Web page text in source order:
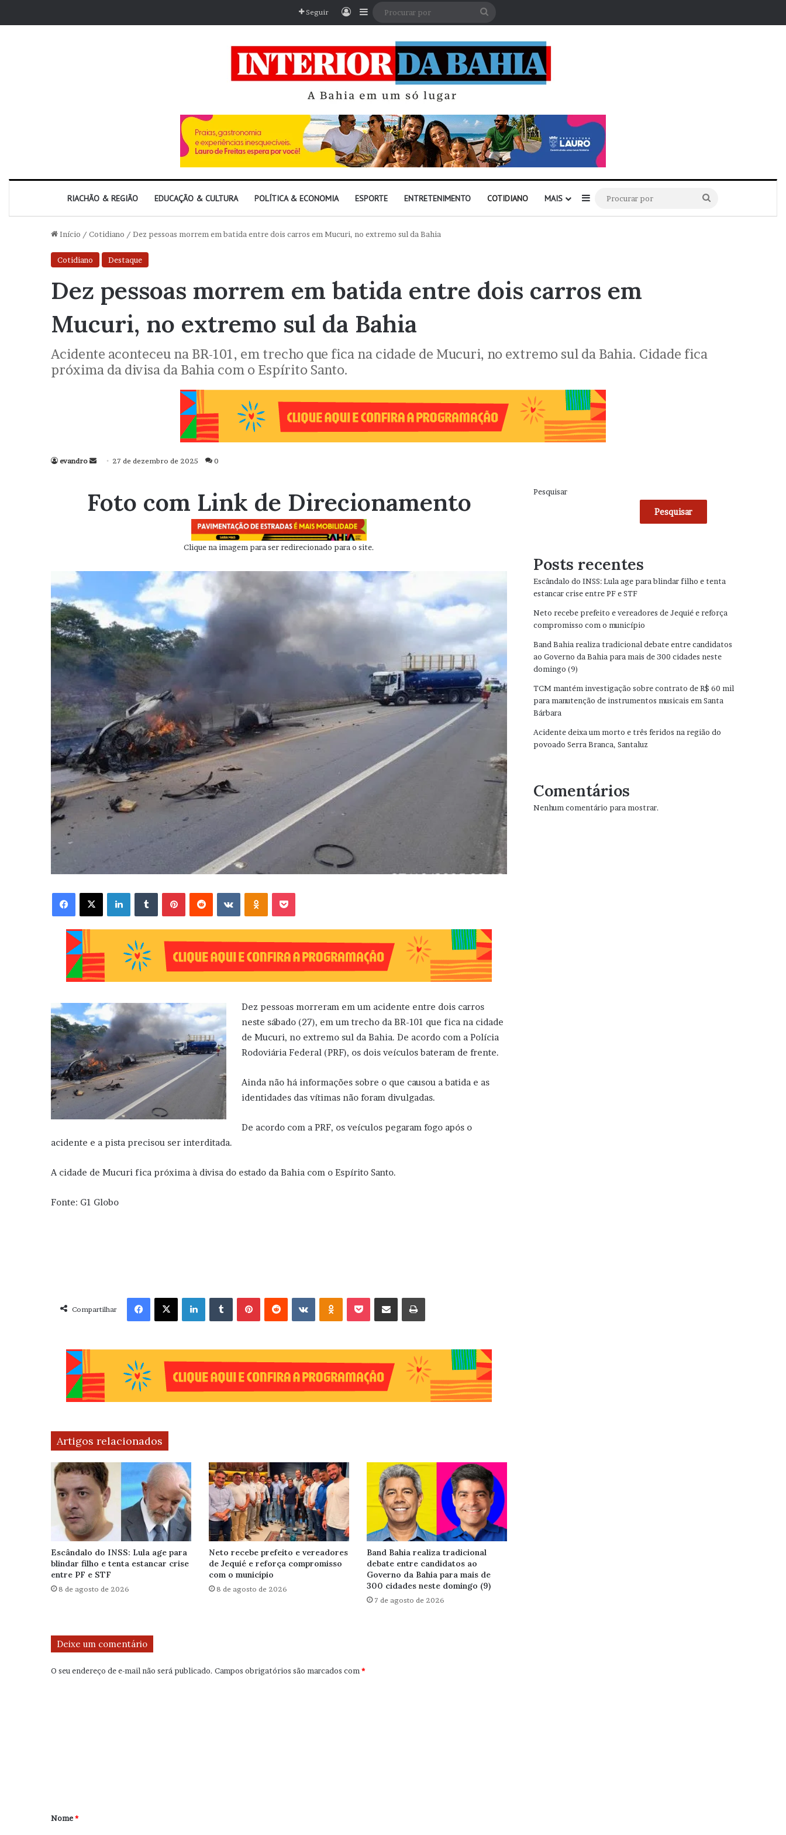
Seguir EntrarBarra Lateral
RIACHÃO & REGIÃO EDUCAÇÃO & CULTURA POLÍTICA & ECONOMIA ESPORTE ENTRETENIMENTO COTIDIANO MAIS Barra Lateral
por
Início / Cotidiano / Dez pessoas morrem em batida entre dois carros em Mucuri, no extremo sul da Bahia
Cotidiano Destaque
Dez pessoas morrem em batida entre dois carros em
Mucuri, no extremo sul da Bahia
Acidente aconteceu na BR-101, em trecho que fica na cidade de Mucuri, no extremo sul da Bahia. Cidade fica
próxima da divisa da Bahia com o Espírito Santo.
evandro
Mande
mail
27 de dezembro de 2025 0
Foto com Link de Direcionamento
Clique na imagem para ser redirecionado para o site.
Facebook X Linkedin VK OK
Dez pessoas morreram em um acidente entre dois carros
neste sábado (27), em um trecho da BR-101 que fica na cidade
de Mucuri, no extremo sul da Bahia. De acordo com a Polícia
Rodoviária Federal (PRF), os dois veículos bateram de frente.
Ainda não há informações sobre o que causou a batida e as
identidades das vítimas não foram divulgadas.
De acordo com a PRF, os veículos pegaram fogo após o
acidente e a pista precisou ser interditada.
A cidade de Mucuri fica próxima à divisa do estado da Bahia com o Espírito Santo.
Fonte: G1 Globo
Compartilhar
Facebook X Linkedin VK OK
Artigos relacionados
Escândalo do INSS: Lula age para
blindar filho e tenta estancar crise
entre PF e STF
8 de agosto de 2026
Neto recebe prefeito e vereadores
de Jequié e reforça compromisso
com o município
8 de agosto de 2026
Band Bahia realiza tradicional
debate entre candidatos ao
Governo da Bahia para mais de
300 cidades neste domingo (9)
7 de agosto de 2026
Deixe um comentário
O seu endereço de e-mail não será publicado. Campos obrigatórios são marcados com*
r
Nome*
Pesquisar
Pesquisar
Posts recentes
Escândalo do INSS: Lula age para blindar filho e tenta
estancar crise entre PF e STF
Neto recebe prefeito e vereadores de Jequié e reforça
compromisso com o município
Band Bahia realiza tradicional debate entre candidatos
ao Governo da Bahia para mais de 300 cidades neste
domingo (9)
TCM mantém investigação sobre contrato de R$ 60 mil
para manutenção de instrumentos musicais em Santa
Bárbara
Acidente deixa um morto e três feridos na região do
povoado Serra Branca, Santaluz
Comentários
Nenhum comentário para mostrar.